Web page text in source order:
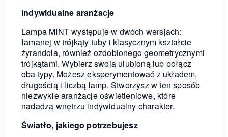
Indywidualne aranżacje
Lampa MINT występuje w dwóch wersjach:
łamanej w trójkąty tuby i klasycznym kształcie
żyrandola, również ozdobionego geometrycznymi
trójkątami. Wybierz swoją ulubioną lub połącz
oba typy. Możesz eksperymentować z układem,
długością i liczbą lamp. Stworzysz w ten sposób
niezwykłe aranżacje oświetleniowe, które
nadadzą wnętrzu indywidualny charakter.
Światło, jakiego potrzebujesz